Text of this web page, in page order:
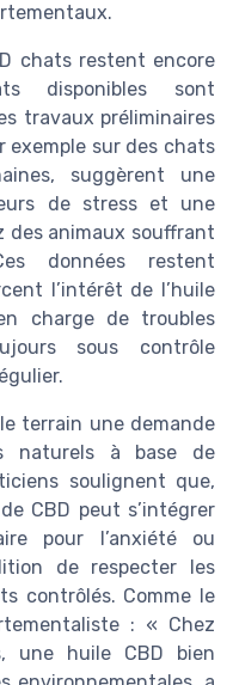
chats restent encore
disponibles sont
travaux préliminaires
exemple sur des chats
suggèrent une
de stress et une
des animaux souffrant
données restent
l’intérêt de l’huile
charge de troubles
sous contrôle
terrain une demande
naturels à base de
soulignent que,
CBD peut s’intégrer
pour l’anxiété ou
de respecter les
contrôlés. Comme le
: « Chez
une huile CBD bien